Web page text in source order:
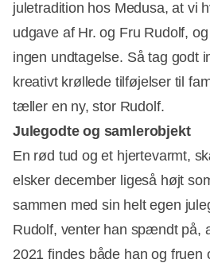
juletradition hos Medusa, at vi
udgave af Hr. og Fru Rudolf,
ingen undtagelse. Så tag godt
kreativt krøllede tilføjelser til
tæller en ny, stor Rudolf.
Julegodte og samlerobjekt
En rød tud og et hjertevarmt,
elsker december ligeså højt
sammen med sin helt egen
Rudolf, venter han spændt
2021 findes både han og fruen